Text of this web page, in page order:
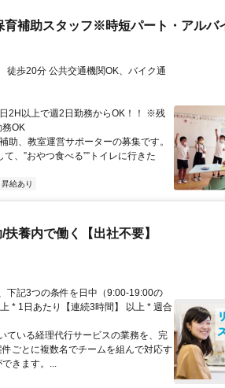
補助スタッフ※時短パート・アルバ
2H以上で週2日勤務からOK！！ ※残
務OK
助、教室運営サポーターの募集です。
、”おやつ食べる””トイレに行きた
昇給あり
養内で働く【出社不要】
下記3つの条件を日中（9:00-19:00の
* 1日あたり【連続3時間】 以上 * 週合
ている経理代行サービスの業務を、完
ごとに複数名でチームを組んで対応す
きます。...